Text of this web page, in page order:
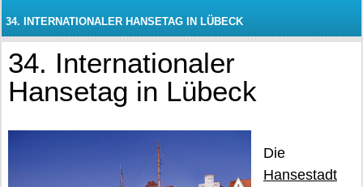
34. INTERNATIONALER HANSETAG IN LÜBECK
34. Internationaler
Hansetag in Lübeck
Die
Hansestadt